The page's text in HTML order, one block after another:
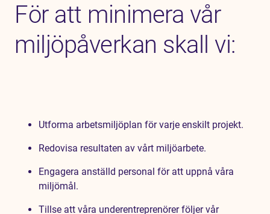
För att minimera vår
miljöpåverkan skall vi:
Utforma arbetsmiljöplan för varje enskilt projekt.
Redovisa resultaten av vårt miljöarbete.
Engagera anställd personal för att uppnå våra
miljömål.
Tillse att våra underentreprenörer följer vår